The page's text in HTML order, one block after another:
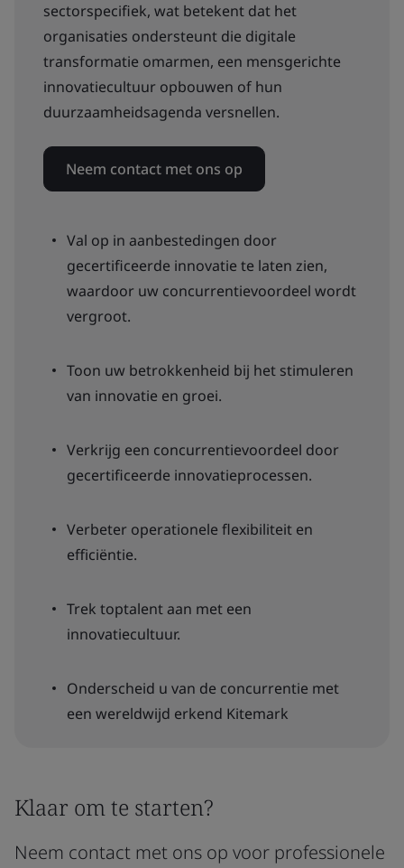
sectorspecifiek, wat betekent dat het
organisaties ondersteunt die digitale
transformatie omarmen, een mensgerichte
innovatiecultuur opbouwen of hun
duurzaamheidsagenda versnellen.
Neem contact met ons op
Val op in aanbestedingen door
gecertificeerde innovatie te laten zien,
waardoor uw concurrentievoordeel wordt
vergroot.
Toon uw betrokkenheid bij het stimuleren
van innovatie en groei.
Verkrijg een concurrentievoordeel door
gecertificeerde innovatieprocessen.
Verbeter operationele flexibiliteit en
efficiëntie.
Trek toptalent aan met een
innovatiecultuur.
Onderscheid u van de concurrentie met
een wereldwijd erkend Kitemark
Klaar om te starten?
Neem contact met ons op voor professionele